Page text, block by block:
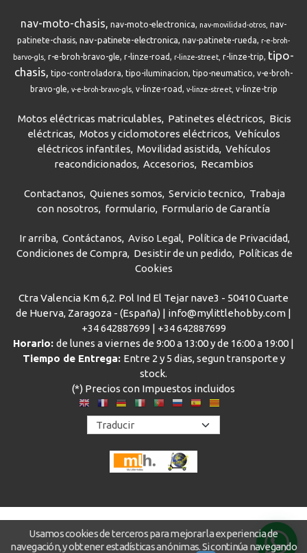
nav-moto-chasis nav-moto-electronica nav-movilidad-otros nav-
patinete-chasis nav-patinete-electronica nav-patinete-rueda
r-e-broh-
barvo-gls r-e-broh-bravo-gle r-linze-road r-linze-street r-linze-trip
tipo-
chasis
tipo-controladora tipo-iluminacion tipo-neumatico v-e-broh-
bravo-gle v-e-broh-bravo-gls v-linze-road v-linze-street v-linze-trip
Motos eléctricas matriculables Patinetes eléctricos
Bicis
eléctricas Motos y ciclomotores eléctricos Vehículos
eléctricos infantiles Movilidad asistida Vehículos
reacondicionados Accesorios Recambios
Contactanos Quienes somos Servicio tecnico
Trabaja
con nosotros
formulario Formulario de Garantía
Ir arriba Contáctanos Aviso Legal
Política de Privacidad
Condiciones de Compra Desistir de un pedido
Políticas de
Cookies
Ctra Valencia Km 6,2. Pol Ind El Tejar nave3 - 50410 Cuarte
de Huerva, Zaragoza - (España) | info@mylittlehobby.com |
+34 642887699 | +34 642887699
Horario: de lunes a viernes de 9:00 a 13:00 y de 16:00 a 19:00 |
Tiempo de Entrega: Entre 2 y 5 dias, segun transporte y
stock.
(*) Precios con Impuestos incluidos
Usamos cookies de terceros para mejorar la experiencia de
navegación, y obtener estadísticas anónimas. Si continúa navegando